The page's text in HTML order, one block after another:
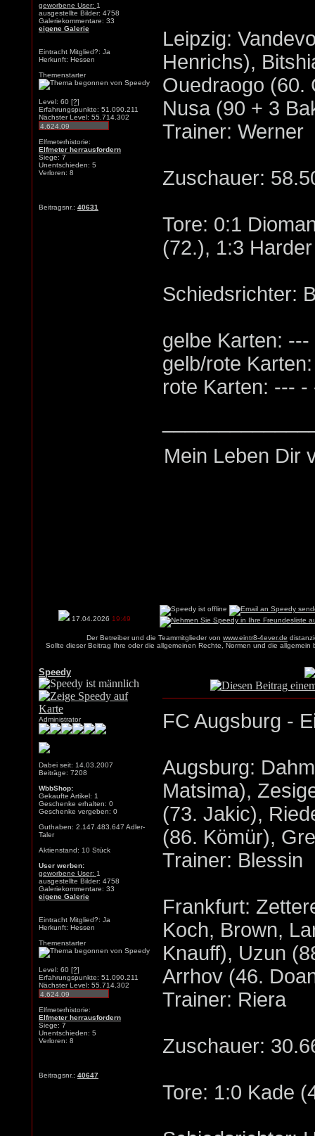
geworbene User: 1
ausgestellte Bilder: 4758
Galeriekommentare: 33
eigene Galerie
Eintracht Mitglied?: Ja
Herkunft: Hessen
Themenstarter
Level: 60 [?]
Erfahrungspunkte: 51.090.211
Nächster Level: 55.714.302
Elfmeterhistorie:
Elfmeter herrausfordern
Siege: 7
Unentschieden: 5
Verloren: 8
Beitragsnr.: 40631
Leipzig:
Henrichs),
Ouedraogo (60.
Nusa (90 + 3
Trainer: Werner
Zuschauer:
Tore: 0:1
(72.), 1:3
Schiedsrichter:
gelbe Karten:
gelb/rote
rote Karten: --- -
Mein Leben Dir
17.04.2026 19:49
Der Betreiber und die Teammitglieder von www.eintr8-4ever.de
Sollte dieser Beitrag Ihre oder die allgemeinen Rechte, Normen und die
Speedy
Administrator
Dabei seit: 14.03.2007
Beiträge: 7208
WbbShop:
Gekaufte Artikel: 1
Geschenke erhalten: 0
Geschenke vergeben: 0
Guthaben: 2.147.483.647 Adler-
Taler
Aktienstand: 10 Stück
User werben:
geworbene User: 1
ausgestellte Bilder: 4758
Galeriekommentare: 33
eigene Galerie
Eintracht Mitglied?: Ja
Herkunft: Hessen
Themenstarter
Level: 60 [?]
Erfahrungspunkte: 51.090.211
Nächster Level: 55.714.302
Elfmeterhistorie:
Elfmeter herrausfordern
Siege: 7
Unentschieden: 5
Verloren: 8
Beitragsnr.: 40647
FC Augsburg -
Augsburg:
Matsima),
(73. Jakic),
(86. Kömür),
Trainer: Blessin
Frankfurt:
Koch, Brown,
Knauff), Uzun
Arrhov (46.
Trainer: Riera
Zuschauer:
Tore: 1:0 Kade